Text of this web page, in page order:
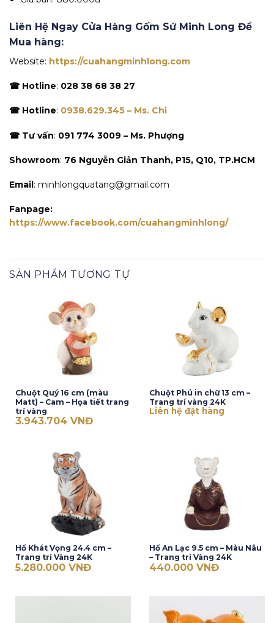
Liên Hệ Ngay Cửa Hàng Gốm Sứ Minh Long Để
Mua hàng:
Website: https://cuahangminhlong.com
☎ Hotline: 028 38 68 38 27
☎ Hotline: 0938.629.345 – Ms. Chi
☎ Tư vấn: 091 774 3009 – Ms. Phượng
Showroom: 76 Nguyễn Giản Thanh, P15, Q10, TP.HCM
Email: minhlongquatang@gmail.com
Fanpage:
https://www.facebook.com/cuahangminhlong/
SẢN PHẨM TƯƠNG TỰ
Chuột Quý 16 cm (màu
Matt) – Cam – Họa tiết trang
trí vàng
3.943.704 VNĐ
Chuột Phú in chữ 13 cm –
Trang trí vàng 24K
Liên hệ đặt hàng
Hổ Khát Vọng 24.4 cm –
Trang trí Vàng 24K
5.280.000 VNĐ
Hổ An Lạc 9.5 cm – Màu Nâu
– Trang trí Vàng 24K
440.000 VNĐ